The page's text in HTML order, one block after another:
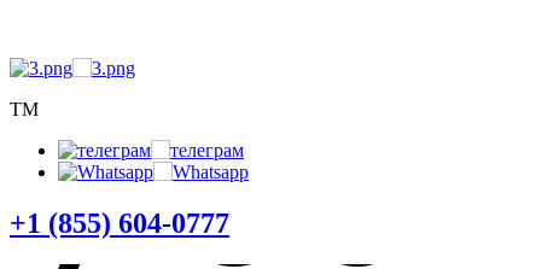
TM
+1 (855) 604-0777